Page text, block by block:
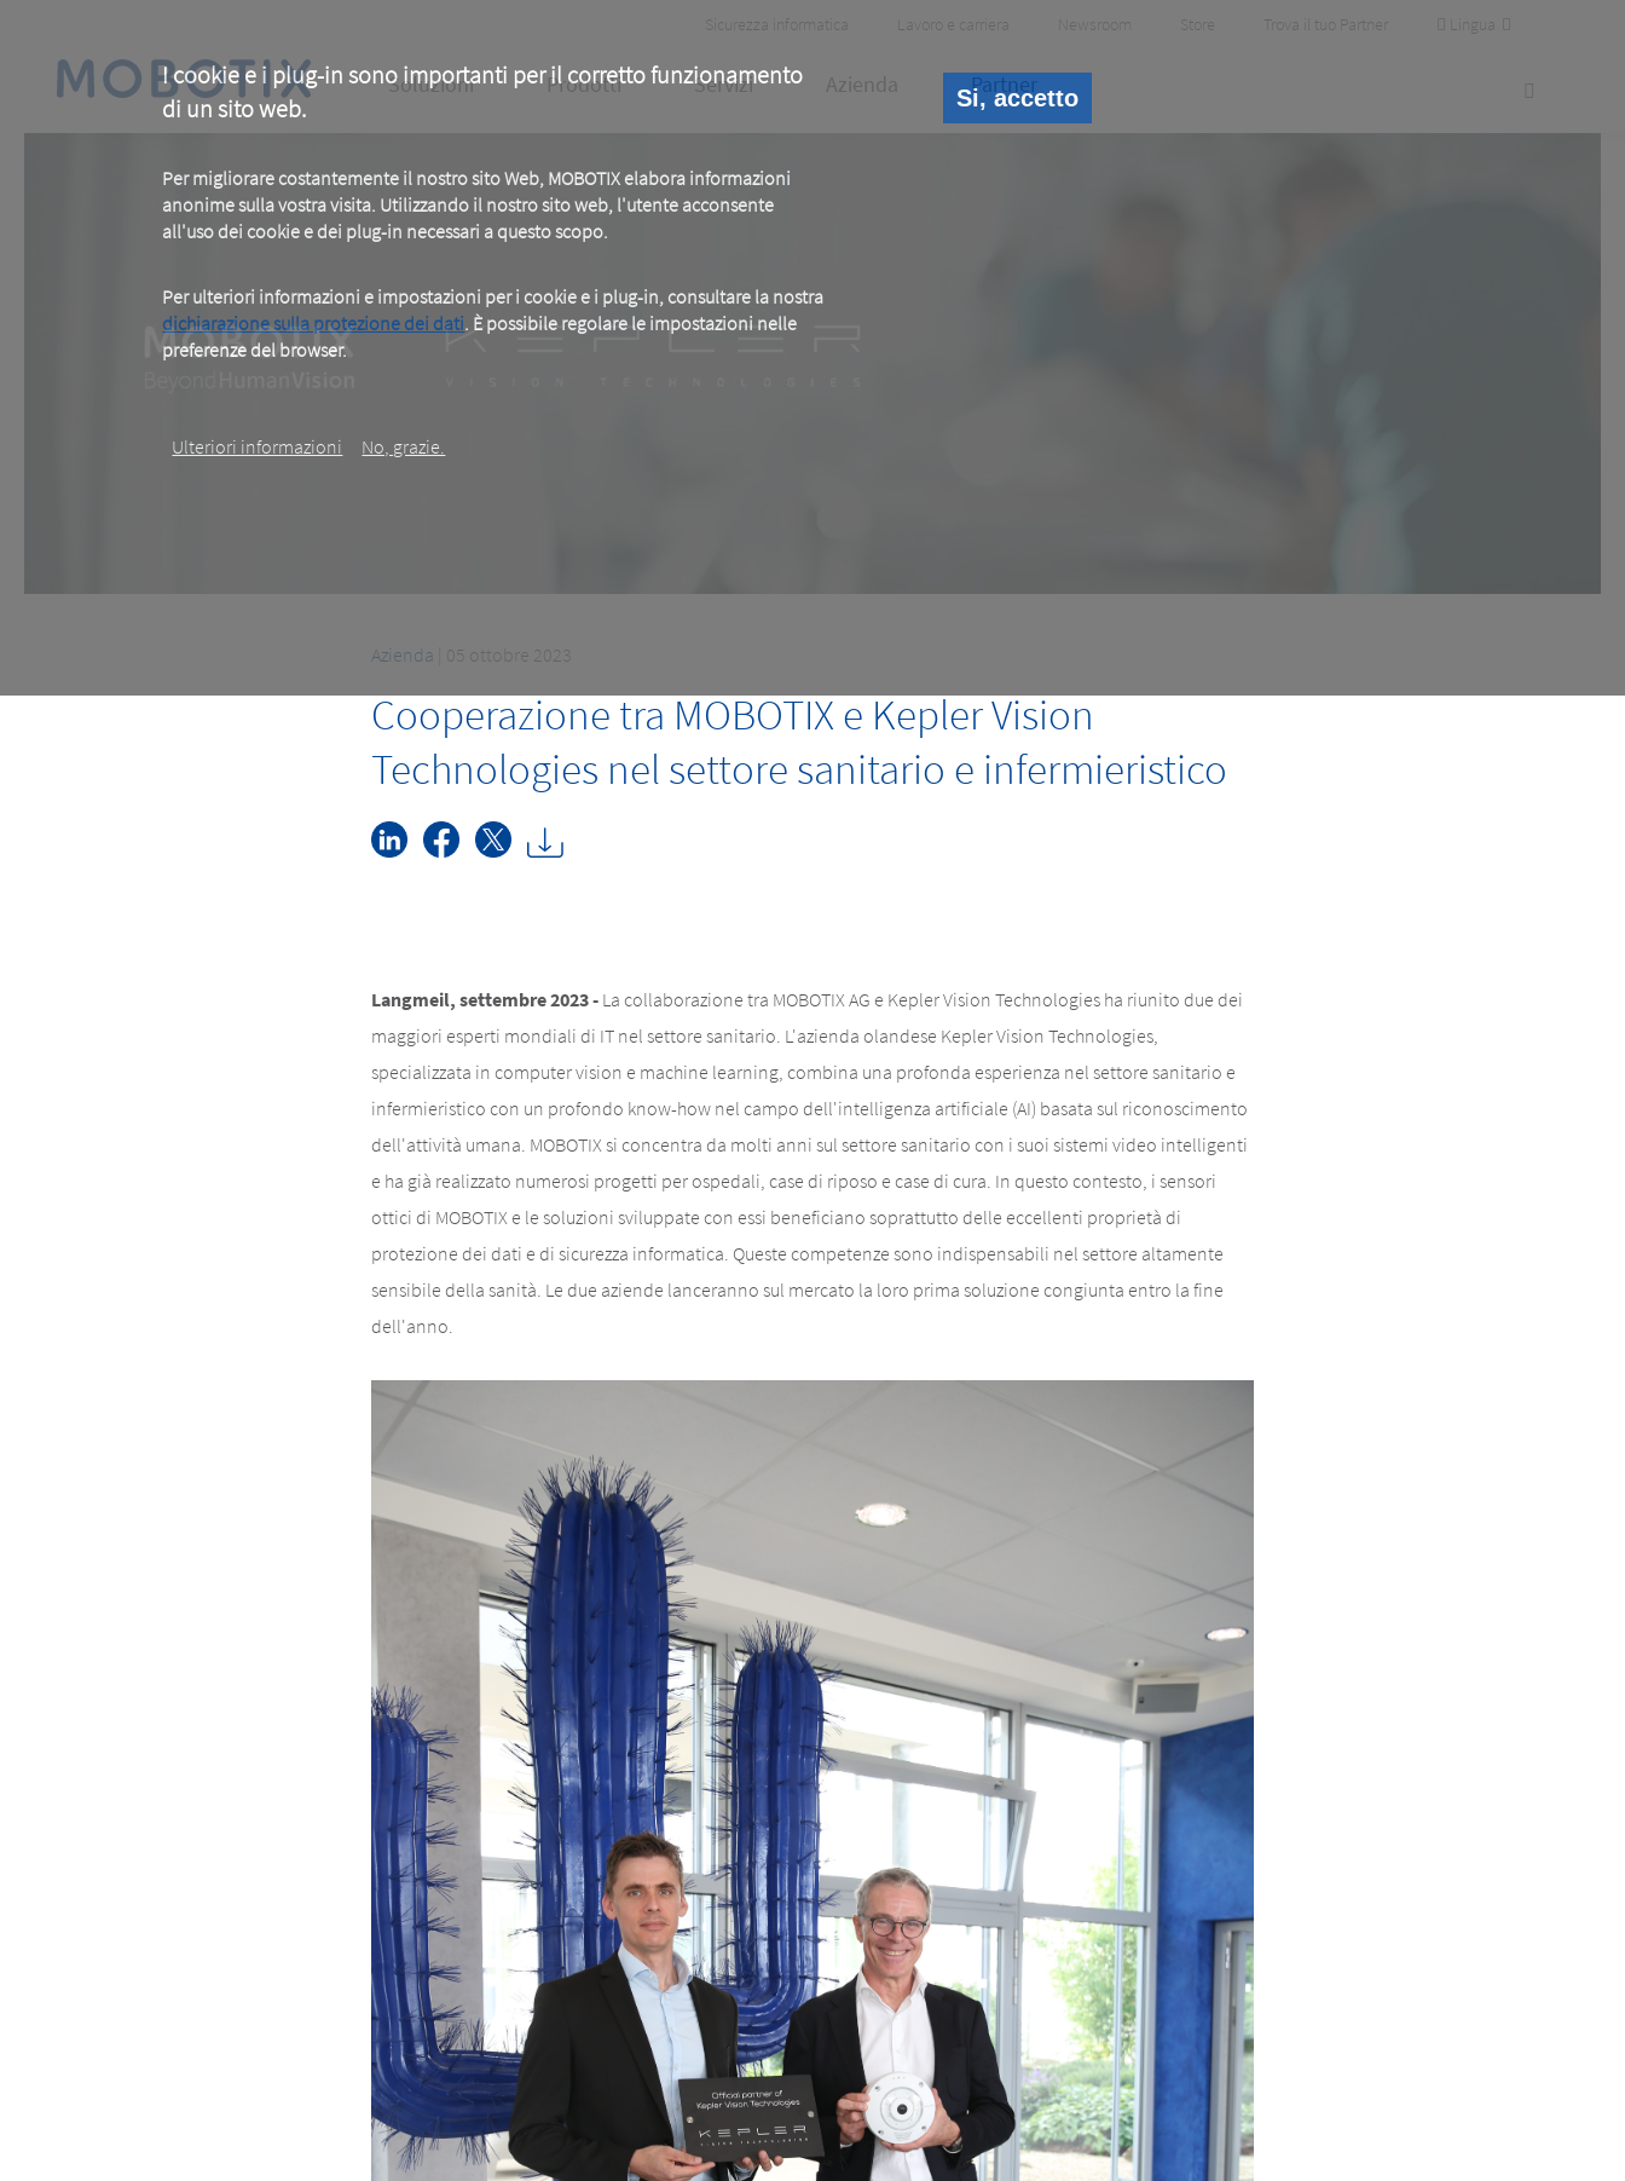
I cookie e i plug-in sono importanti per il corretto funzionamento
di un sito web.
Per migliorare costantemente il nostro sito Web, MOBOTIX elabora informazioni
anonime sulla vostra visita. Utilizzando il nostro sito web, l'utente acconsente
all'uso dei cookie e dei plug-in necessari a questo scopo.
Per ulteriori informazioni e impostazioni per i cookie e i plug-in, consultare la nostra
dichiarazione sulla protezione dei dati. È possibile regolare le impostazioni nelle
preferenze del browser.
Ulteriori informazioni No, grazie.
Si, accetto
content
Header
Meta
Sicurezza informatica Lavoro e carriera Newsroom Store Trova il tuo Partner Lingua
Main
Soluzioni Prodotti Servizi Azienda Partner
Azienda | 05 ottobre 2023
Cooperazione tra MOBOTIX e Kepler Vision
Technologies nel settore sanitario e infermieristico
Langmeil, settembre 2023 - La collaborazione tra MOBOTIX AG e Kepler Vision Technologies ha riunito due dei
maggiori esperti mondiali di IT nel settore sanitario. L'azienda olandese Kepler Vision Technologies,
specializzata in computer vision e machine learning, combina una profonda esperienza nel settore sanitario e
infermieristico con un profondo know-how nel campo dell'intelligenza artificiale (AI) basata sul riconoscimento
dell'attività umana. MOBOTIX si concentra da molti anni sul settore sanitario con i suoi sistemi video intelligenti
e ha già realizzato numerosi progetti per ospedali, case di riposo e case di cura. In questo contesto, i sensori
ottici di MOBOTIX e le soluzioni sviluppate con essi beneficiano soprattutto delle eccellenti proprietà di
protezione dei dati e di sicurezza informatica. Queste competenze sono indispensabili nel settore altamente
sensibile della sanità. Le due aziende lanceranno sul mercato la loro prima soluzione congiunta entro la fine
dell'anno.